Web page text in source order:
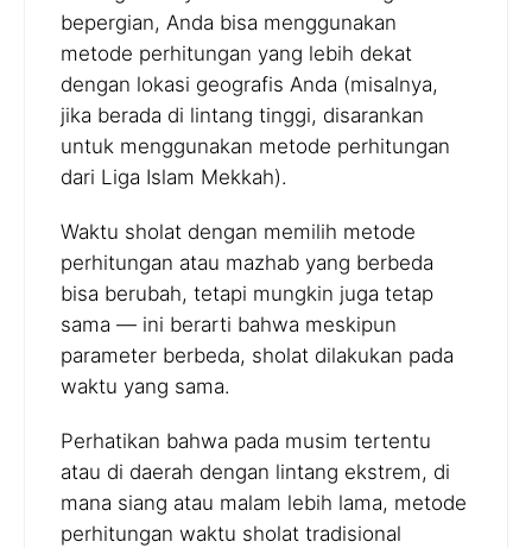
bepergian, Anda bisa menggunakan
metode perhitungan yang lebih dekat
dengan lokasi geografis Anda (misalnya,
jika berada di lintang tinggi, disarankan
untuk menggunakan metode perhitungan
dari Liga Islam Mekkah).
Waktu sholat dengan memilih metode
perhitungan atau mazhab yang berbeda
bisa berubah, tetapi mungkin juga tetap
sama — ini berarti bahwa meskipun
parameter berbeda, sholat dilakukan pada
waktu yang sama.
Perhatikan bahwa pada musim tertentu
atau di daerah dengan lintang ekstrem, di
mana siang atau malam lebih lama, metode
perhitungan waktu sholat tradisional